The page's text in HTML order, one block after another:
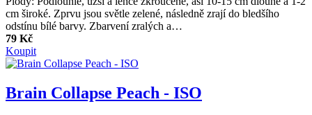
cm široké. Zprvu jsou světle zelené, následně zrají do bledšího
odstínu bílé barvy. Zbarvení zralých a…
79 Kč
Koupit
Brain Collapse Peach - ISO